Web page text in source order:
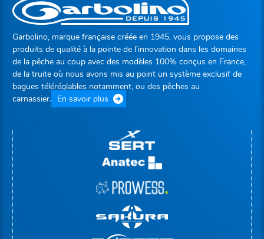
Garbolino, marque française créée en 1945, vous propose des
produits de qualité à la pointe de l’innovation dans les domaines
de la pêche au coup avec des modèles 100% conçus en France,
de la truite où nous avons mis au point un système exclusif de
bagues téléréglables notamment, ou des pêches au
carnassier. En savoir plus